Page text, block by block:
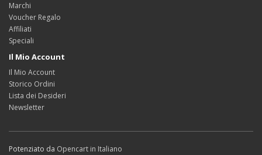
Marchi
Voucher Regalo
Affiliati
Speciali
Il Mio Account
Il Mio Account
Storico Ordini
Lista dei Desideri
Newsletter
Potenziato da Opencart in Italiano